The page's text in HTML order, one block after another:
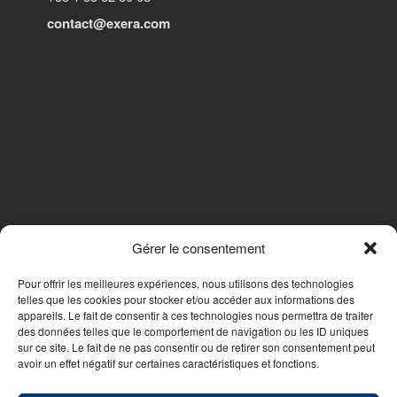
Gérer le consentement
Pour offrir les meilleures expériences, nous utilisons des technologies
telles que les cookies pour stocker et/ou accéder aux informations des
appareils. Le fait de consentir à ces technologies nous permettra de traiter
des données telles que le comportement de navigation ou les ID uniques
sur ce site. Le fait de ne pas consentir ou de retirer son consentement peut
avoir un effet négatif sur certaines caractéristiques et fonctions.
contact@exera.com
Nous contacter
© 2026 - WebDesign PFS Concept Toulon|Mentions légales|